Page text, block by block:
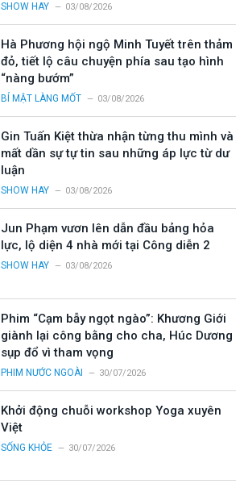
SHOW HAY 03/08/2026
Hà Phương hội ngộ Minh Tuyết trên thảm
đỏ, tiết lộ câu chuyện phía sau tạo hình
“nàng bướm”
BÍ MẬT LÀNG MỐT 03/08/2026
Gin Tuấn Kiệt thừa nhận từng thu mình và
mất dần sự tự tin sau những áp lực từ dư
luận
SHOW HAY 03/08/2026
Jun Phạm vươn lên dẫn đầu bảng hỏa
lực, lộ diện 4 nhà mới tại Công diễn 2
SHOW HAY 03/08/2026
Phim “Cạm bẫy ngọt ngào”: Khương Giới
giành lại công bằng cho cha, Húc Dương
sụp đổ vì tham vọng
PHIM NƯỚC NGOÀI 30/07/2026
Khởi động chuỗi workshop Yoga xuyên
Việt
SỐNG KHỎE 30/07/2026